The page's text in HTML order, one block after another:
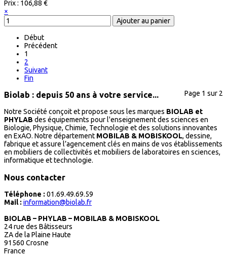
Prix : 106,88 €
×
Début
Précédent
1
2
Suivant
Fin
Page 1 sur 2
Biolab : depuis 50 ans à votre service...
Notre Société conçoit et propose sous les marques BIOLAB et
PHYLAB des équipements pour l'enseignement des sciences en
Biologie, Physique, Chimie, Technologie et des solutions innovantes
en ExAO. Notre département MOBILAB & MOBISKOOL, dessine,
fabrique et assure l’agencement clés en mains de vos établissements
en mobiliers de collectivités et mobiliers de laboratoires en sciences,
informatique et technologie.
Nous contacter
Téléphone : 01.69.49.69.59
Mail : information@biolab.fr
BIOLAB – PHYLAB – MOBILAB & MOBISKOOL
24 rue des Bâtisseurs
ZA de la Plaine Haute
91560 Crosne
France